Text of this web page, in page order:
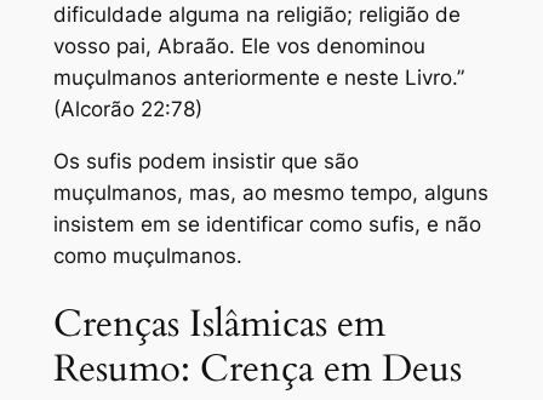
dificuldade alguma na religião; religião de
vosso pai, Abraão. Ele vos denominou
muçulmanos anteriormente e neste Livro.”
(Alcorão 22:78)
Os sufis podem insistir que são
muçulmanos, mas, ao mesmo tempo, alguns
insistem em se identificar como sufis, e não
como muçulmanos.
Crenças Islâmicas em
Resumo: Crença em Deus